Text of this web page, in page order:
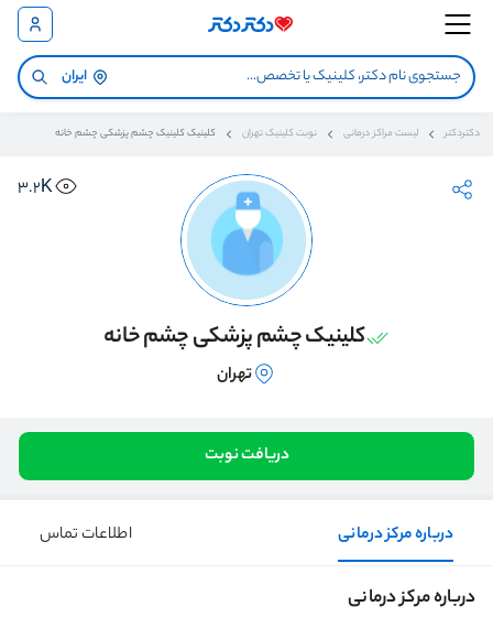
ایران
دکتردکتر لیست مراکز درمانی نوبت کلینیک تهران کلینیک کلینیک چشم پزشکی چشم خانه
3.2K
کلینیک چشم پزشکی چشم خانه
تهران
دریافت نوبت
درباره مرکز درمانی اطلاعات تماس
درباره مرکز درمانی